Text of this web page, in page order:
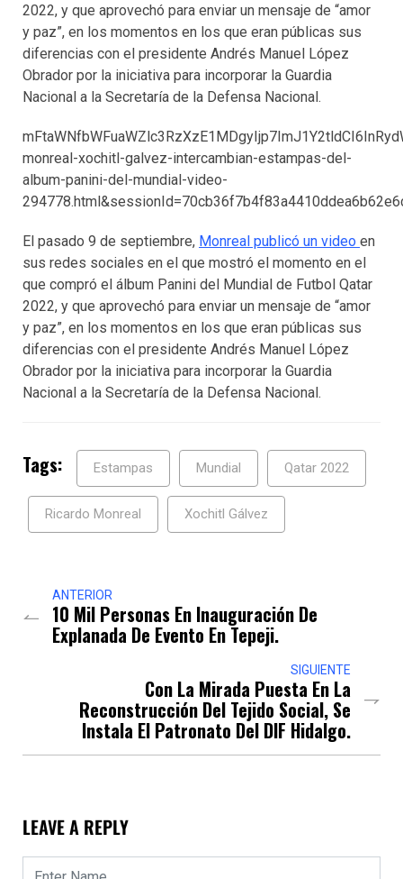
2022, y que aprovechó para enviar un mensaje de “amor
y paz”, en los momentos en los que eran públicas sus
diferencias con el presidente Andrés Manuel López
Obrador por la iniciativa para incorporar la Guardia
Nacional a la Secretaría de la Defensa Nacional.
monreal-xochitl-galvez-intercambian-estampas-del-
album-panini-del-mundial-video-
El pasado 9 de septiembre, Monreal publicó un video en
sus redes sociales en el que mostró el momento en el
que compró el álbum Panini del Mundial de Futbol Qatar
2022, y que aprovechó para enviar un mensaje de “amor
y paz”, en los momentos en los que eran públicas sus
diferencias con el presidente Andrés Manuel López
Obrador por la iniciativa para incorporar la Guardia
Nacional a la Secretaría de la Defensa Nacional.
Tags: Estampas Mundial Qatar 2022
Ricardo Monreal Xochitl Gálvez
ANTERIOR
10 Mil Personas En Inauguración De
Explanada De Evento En Tepeji.
SIGUIENTE
Con La Mirada Puesta En La
Reconstrucción Del Tejido Social, Se
Instala El Patronato Del DIF Hidalgo.
LEAVE A REPLY